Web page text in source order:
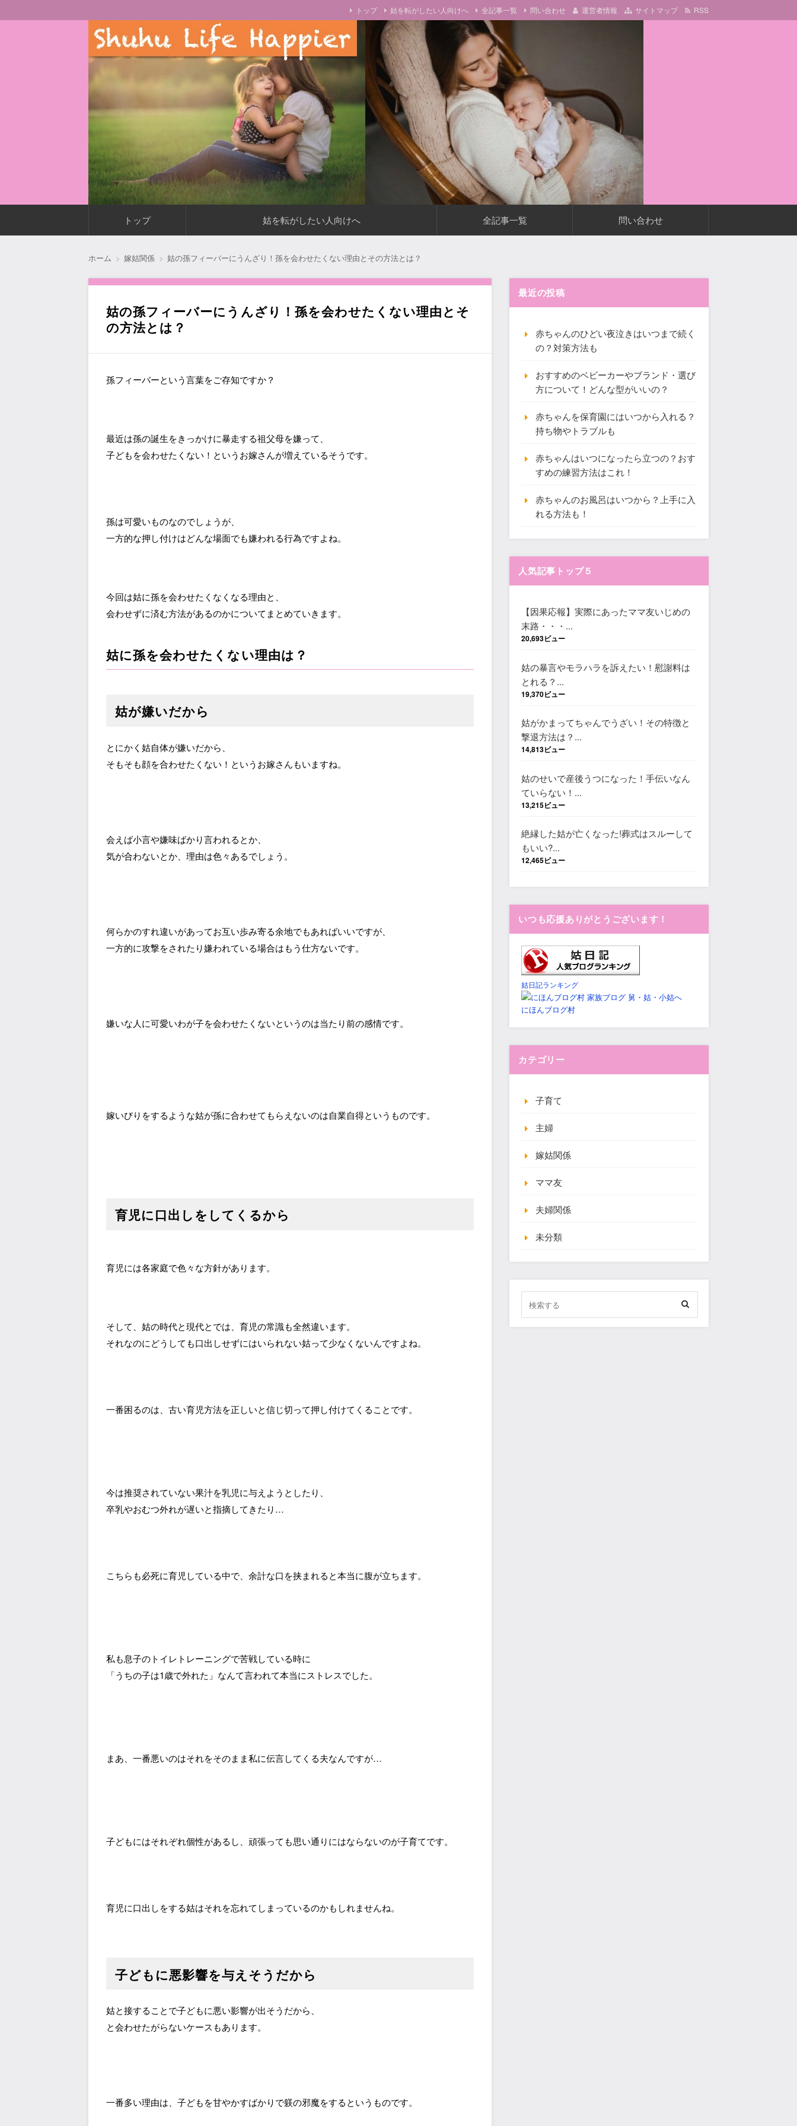
運営者情報 サイトマップ RSS
トップ 姑を転がしたい人向けへ 全記事一覧 問い合わせ
Shuhu Life Happier
主婦が毎日もっと快適に楽しく暮らす術をお伝えします！
テ
トップ 姑を転がしたい人向けへ 全記事一覧 問い合わせ
ホーム 嫁姑関係 姑の孫フィーバーにうんざり！孫を会わせたくない理由とその方法とは？
姑の孫フィーバーにうんざり！孫を会わせたくない理由とそ
の方法とは？
孫フィーバーという言葉をご存知ですか？
最近は孫の誕生をきっかけに暴走する祖父母を嫌って、
子どもを会わせたくない！というお嫁さんが増えているそうです。
孫は可愛いものなのでしょうが、
一方的な押し付けはどんな場面でも嫌われる行為ですよね。
今回は姑に孫を会わせたくなくなる理由と、
会わせずに済む方法があるのかについてまとめていきます。
姑に孫を会わせたくない理由は？
姑が嫌いだから
とにかく姑自体が嫌いだから、
そもそも顔を合わせたくない！というお嫁さんもいますね。
会えば小言や嫌味ばかり言われるとか、
気が合わないとか、理由は色々あるでしょう。
何らかのすれ違いがあってお互い歩み寄る余地でもあればいいですが、
一方的に攻撃をされたり嫌われている場合はもう仕方ないです。
嫌いな人に可愛いわが子を会わせたくないというのは当たり前の感情です。
嫁いびりをするような姑が孫に合わせてもらえないのは自業自得というものです。
育児に口出しをしてくるから
育児には各家庭で色々な方針があります。
そして、姑の時代と現代とでは、育児の常識も全然違います。
それなのにどうしても口出しせずにはいられない姑って少なくないんですよね。
一番困るのは、古い育児方法を正しいと信じ切って押し付けてくることです。
今は推奨されていない果汁を乳児に与えようとしたり、
卒乳やおむつ外れが遅いと指摘してきたり…
こちらも必死に育児している中で、余計な口を挟まれると本当に腹が立ちます。
私も息子のトイレトレーニングで苦戦している時に
「うちの子は1歳で外れた」なんて言われて本当にストレスでした。
まあ、一番悪いのはそれをそのまま私に伝言してくる夫なんですが…
子どもにはそれぞれ個性があるし、頑張っても思い通りにはならないのが子育てです。
育児に口出しをする姑はそれを忘れてしまっているのかもしれませんね。
子どもに悪影響を与えそうだから
姑と接することで子どもに悪い影響が出そうだから、
と会わせたがらないケースもあります。
一番多い理由は、子どもを甘やかすばかりで躾の邪魔をするというものです。
最近の投稿
赤ちゃんのひどい夜泣きはいつまで続く
の？対策方法も
おすすめのベビーカーやブランド・選び
方について！どんな型がいいの？
赤ちゃんを保育園にはいつから入れる？
持ち物やトラブルも
赤ちゃんはいつになったら立つの？おす
すめの練習方法はこれ！
赤ちゃんのお風呂はいつから？上手に入
れる方法も！
人気記事トップ５
【因果応報】実際にあったママ友いじめの
末路・・・...
20,693ビュー
姑の暴言やモラハラを訴えたい！慰謝料は
とれる？...
19,370ビュー
姑がかまってちゃんでうざい！その特徴と
撃退方法は？...
14,813ビュー
姑のせいで産後うつになった！手伝いなん
ていらない！...
13,215ビュー
絶縁した姑が亡くなった!葬式はスルーして
もいい?...
12,465ビュー
いつも応援ありがとうございます！
姑日記ランキング
にほんブログ村
カテゴリー
子育て
主婦
嫁姑関係
ママ友
夫婦関係
未分類